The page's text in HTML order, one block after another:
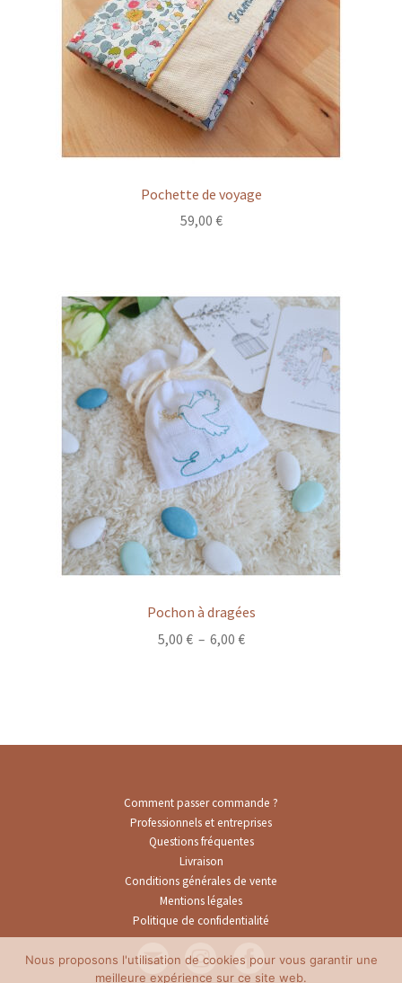
Pochette de voyage
59,00 €
Pochon à dragées
5,00 € – 6,00 €Plage
6,00 €
Comment passer commande ?
Professionnels et entreprises
Questions fréquentes
Livraison
Conditions générales de vente
Mentions légales
Politique de confidentialité
Nous proposons l'utilisation de cookies pour vous garantir une
meilleure expérience sur ce site web.